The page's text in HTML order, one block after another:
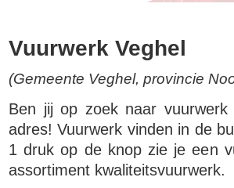
Vuurwerk Veghel
(Gemeente Veghel, provincie
Ben jij op zoek naar
adres! Vuurwerk vinden in de
1 druk op de knop zie je een
assortiment kwaliteitsvuurwerk.